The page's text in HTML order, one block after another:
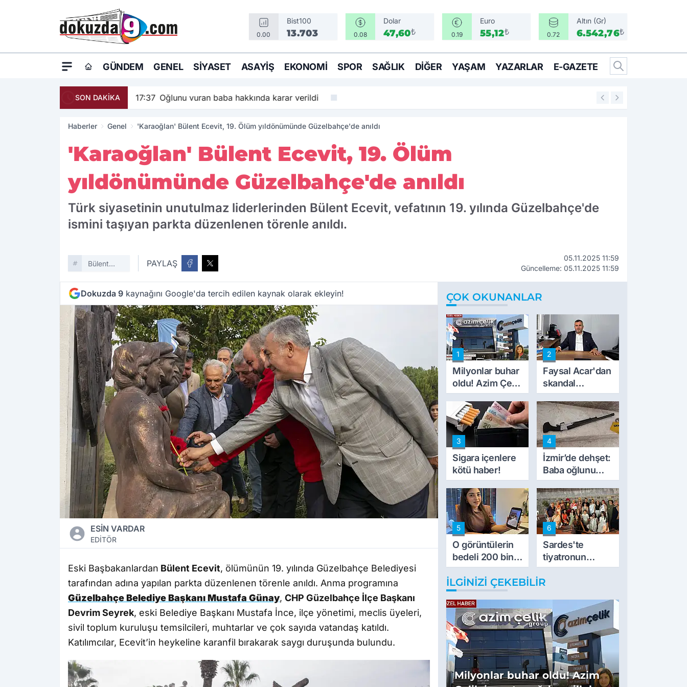
0.00
Bist100
13.703 0.08
Dolar
47,60₺ 0.19
Euro
55,12₺ 0.72
Altın (Gr)
6.542,76₺
GÜNDEM GENEL SIYASET ASAYIŞ EKONOMI SPOR SAĞLIK DIĞER YAŞAM YAZARLAR E-GAZETE
SON DAKİKA 17:37 Oğlunu vuran baba hakkında karar verildi 17:21
Haberler Genel 'Karaoğlan' Bülent Ecevit, 19. Ölüm yıldönümünde Güzelbahçe'de anıldı
'Karaoğlan' Bülent Ecevit, 19. Ölüm
yıldönümünde Güzelbahçe'de anıldı
Türk siyasetinin unutulmaz liderlerinden Bülent Ecevit, vefatının 19. yılında Güzelbahçe'de
ismini taşıyan parkta düzenlenen törenle anıldı.
Bülent
PAYLAŞ
05.11.2025 11:59
Güncelleme: 05.11.2025 11:59
Dokuzda 9 kaynağını Google'da tercih edilen kaynak olarak ekleyin!
ESİN VARDAR
EDİTÖR
Eski Başbakanlardan Bülent Ecevit, ölümünün 19. yılında Güzelbahçe Belediyesi
tarafından adına yapılan parkta düzenlenen törenle anıldı. Anma programına
Güzelbahçe Belediye Başkanı Mustafa Günay, CHP Güzelbahçe İlçe Başkanı
Devrim Seyrek, eski Belediye Başkanı Mustafa İnce, ilçe yönetimi, meclis üyeleri,
sivil toplum kuruluşu temsilcileri, muhtarlar ve çok sayıda vatandaş katıldı.
Katılımcılar, Ecevit’in heykeline karanfil bırakarak saygı duruşunda bulundu.
ÇOK OKUNANLAR
1
Milyonlar buhar
oldu! Azim Çelik
inşaat mağduru
ilk kez konuştu
2
Faysal Acar'dan
skandal
açıklamalar:
'Haluk Levent
peynircilerimizi
de kıskaca aldı,
müdahale ettik'
3
Sigara içenlere
kötü haber!
4
İzmir’de dehşet:
Baba oğlunu
vurdu
5
O görüntülerin
bedeli 200 bin
TL
6
Sardes'te
tiyatronun
imece ruhu
binlerce yıllık
İLGINIZI ÇEKEBILIR
Milyonlar buhar oldu! Azim